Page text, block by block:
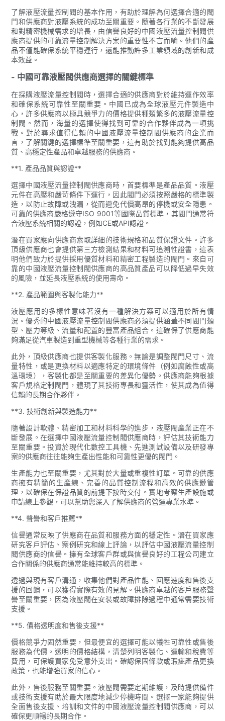
了解液壓流量控制閥的基本作用，有助於理解為何選擇合適的閥
門和供應商對液壓系統的成功至關重要。隨著各行業的不斷發展
和對精密機械需求的增長，由信譽良好的中國液壓流量控制閥供
應商提供的可靠流量控制解決方案的重要性不言而喻。他們的產
品不僅能確保系統平穩運行，還能推動許多工業領域的創新和成
本效益。
- 中國可靠液壓閥供應商選擇的關鍵標準
在採購液壓流量控制閥時，選擇合適的供應商對於維持運作效率
和確保系統可靠性至關重要。中國已成為全球液壓元件製造中
心，許多供應商以極具競爭力的價格提供種類繁多的液壓流量控
制閥。然而，海量的選擇使得找到可靠的合作夥伴成為一項挑
戰。對於尋求值得信賴的中國液壓流量控制閥供應商的企業而
言，了解關鍵的選擇標準至關重要，這有助於找到能夠提供高品
質、高穩定性產品和卓越服務的供應商。
**1. 產品品質與認證**
選擇中國液壓流量控制閥供應商時，首要標準是產品品質。液壓
元件在高壓和嚴苛條件下運行，因此閥門必須按照嚴格的標準製
造，以防止故障或洩漏，從而避免代價高昂的停機或安全隱患。
可靠的供應商嚴格遵守ISO 9001等國際品質標準，其閥門通常符
合液壓系統相關的認證，例如CE或API認證。
潛在買家應向供應商索取詳細的技術規格和品質保證文件。許多
頂級供應商也會提供第三方檢測結果和材料可追溯性證書，這表
明他們致力於提供採用優質材料和精密工程製造的閥門。來自可
靠的中國液壓流量控制閥供應商的高品質產品可以降低過早失效
的風險，並延長液壓系統的使用壽命。
**2. 產品範圍與客製化能力**
液壓應用的多樣性意味著沒有一種解決方案可以適用於所有情
況。優秀的中國液壓流量控制閥供應商必須提供涵蓋不同閥門類
型、壓力等級、流量和配置的豐富產品組合。這確保了供應商能
夠滿足從汽車製造到重型機械等​​各種行業的需求。
此外，頂級供應商也提供客製化服務。無論是調整閥門尺寸、流
量特性，或是更換材料以適應特定的環境條件（例如腐蝕性或高
溫環境），客製化都是至關重要的差異化優勢。供應商能夠根據
客戶規格定制閥門，體現了其技術專長和靈活性，使其成為值得
信賴的長期合作夥伴。
**3. 技術創新與製造能力**
隨著設計軟體、精密加工和材料科學的進步，液壓閥產業正在不
斷發展。在選擇中國液壓流量控制閥供應商時，評估其技術能力
至關重要。投資於現代化數控工具機、先進測試設備以及研發專
案的供應商往往能夠生產出性能和可靠性更優的閥門。
生產能力也至關重要，尤其對於大量或重複性訂單。可靠的供應
商擁有精簡的生產線、完善的品質控制流程和高效的供應鏈管
理，以確保在保證品質的前提下按時交付。實地考察生產設施或
申請線上參觀，可以幫助您深入了解供應商的營運專業水準。
**4. 聲譽和客戶推薦**
信譽通常反映了供應商在品質和服務方面的穩定性。潛在買家應
研究客戶評估、案例研究和線上評論，以評估中國液壓流量控制
閥供應商的信譽。擁有全球客戶群或與信譽良好的工程公司建立
合作關係的供應商通常能維持較高的標準。
透過與現有客戶溝通，收集他們對產品性能、回應速度和售後支
援的回饋，可以獲得實際有效的見解。供應商卓越的客戶服務聲
譽至關重要，因為液壓閥在安裝或故障排除過程中通常需要技術
支援。
**5. 價格透明度和售後支援**
價格競爭力固然重要，但最便宜的選擇可能以犧牲可靠性或售後
服務為代價。透明的價格結構，清楚列明客製化、運輸和稅費等
費用，可保護買家免受意外支出。確認保固條款或瑕疵產品更換
政策，也能增強買家的信心。
此外，售後服務至關重要。液壓閥需要定期維護，及時提供備件
或技術支援有助於最大限度地減少停機時間。選擇一家能夠提供
全面售後支援、培訓和文件的中國液壓流量控制閥供應商，可以
確保更順暢的長期合作。